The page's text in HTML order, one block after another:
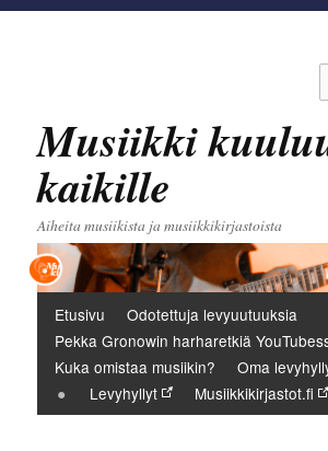
Musiikki
kaikille
Aiheita musiikista ja musiikkikirjastoista
Päävalikko
Etusivu
Odotettuja levyuutuuksia
Pekka Gronowin harharetkiä
Kuka omistaa musiikin?
Oma
Levyhyllyt
Musiikkikirjastot.fi